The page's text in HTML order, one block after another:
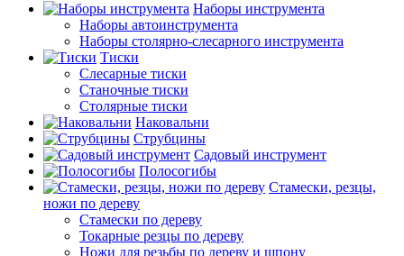
Наборы инструмента
Наборы автоинструмента
Наборы столярно-слесарного инструмента
Тиски
Слесарные тиски
Станочные тиски
Столярные тиски
Наковальни
Струбцины
Садовый инструмент
Полосогибы
Стамески, резцы,
ножи по дереву
Стамески по дереву
Токарные резцы по дереву
Ножи для резьбы по дереву и шпону